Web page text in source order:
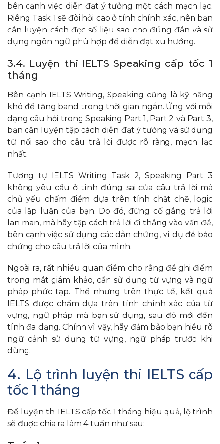
bên cạnh việc diễn đạt ý tưởng một cách mạch lạc.
Riêng Task 1 sẽ đòi hỏi cao ở tính chính xác, nên bạn
cần luyện cách đọc số liệu sao cho đúng đắn và sử
dụng ngôn ngữ phù hợp để diễn đạt xu hướng.
3.4. Luyện thi IELTS Speaking cấp tốc 1
tháng
Bên cạnh IELTS Writing, Speaking cũng là kỹ năng
khó để tăng band trong thời gian ngắn. Ứng với mỗi
dạng câu hỏi trong Speaking Part 1, Part 2 và Part 3,
bạn cần luyện tập cách diễn đạt ý tưởng và sử dụng
từ nối sao cho câu trả lời được rõ ràng, mạch lạc
nhất.
Tương tự IELTS Writing Task 2, Speaking Part 3
không yêu cầu ở tính đúng sai của câu trả lời mà
chủ yếu chấm điểm dựa trên tính chặt chẽ, logic
của lập luận của bạn. Do đó, đừng cố gắng trả lời
lan man, mà hãy tập cách trả lời đi thẳng vào vấn đề,
bên cạnh việc sử dụng các dẫn chứng, ví dụ để bảo
chứng cho câu trả lời của mình.
Ngoài ra, rất nhiều quan điểm cho rằng để ghi điểm
trong mắt giám khảo, cần sử dụng từ vựng và ngữ
pháp phức tạp. Thế nhưng trên thực tế, kết quả
IELTS được chấm dựa trên tính chính xác của từ
vựng, ngữ pháp mà bạn sử dụng, sau đó mới đến
tính đa dạng. Chính vì vậy, hãy đảm bảo bạn hiểu rõ
ngữ cảnh sử dụng từ vựng, ngữ pháp trước khi
dùng.
4. Lộ trình luyện thi IELTS cấp
tốc 1 tháng
Để luyện thi IELTS cấp tốc 1 tháng hiệu quả, lộ trình
sẽ được chia ra làm 4 tuần như sau: